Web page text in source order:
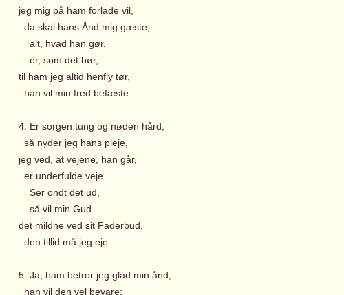
jeg mig på ham forlade vil,
da skal hans Ånd mig gæste;
alt, hvad han gør,
er, som det bør,
til ham jeg altid henfly tør,
han vil min fred befæste.
4. Er sorgen tung og nøden hård,
så nyder jeg hans pleje,
jeg ved, at vejene, han går,
er underfulde veje.
Ser ondt det ud,
så vil min Gud
det mildne ved sit Faderbud,
den tillid må jeg eje.
5. Ja, ham betror jeg glad min ånd,
han vil den vel bevare;